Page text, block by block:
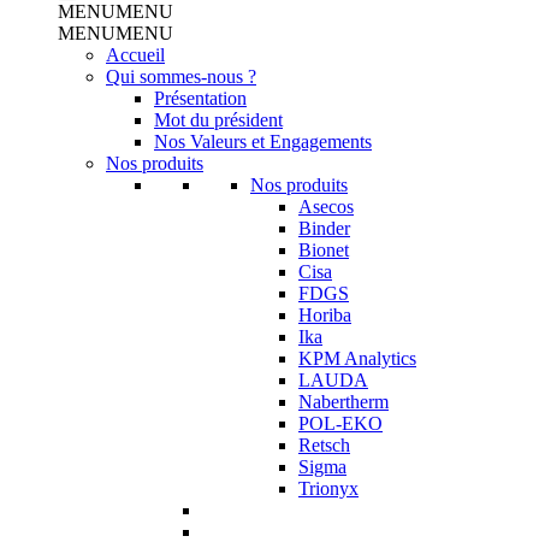
MENUMENU
MENUMENU
Accueil
Qui sommes-nous ?
Présentation
Mot du président
Nos Valeurs et Engagements
Nos produits
Nos produits
Asecos
Binder
Bionet
Cisa
FDGS
Horiba
Ika
KPM Analytics
LAUDA
Nabertherm
POL-EKO
Retsch
Sigma
Trionyx